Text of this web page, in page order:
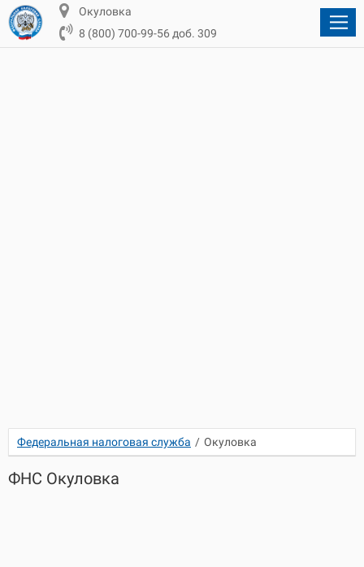
Окуловка
8 (800) 700-99-56 доб. 309
Федеральная налоговая служба / Окуловка
ФНС Окуловка